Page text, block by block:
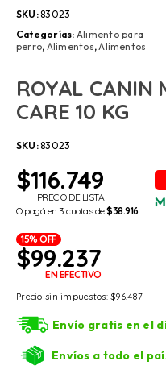
SKU:83023
Categorías: Alimento para
perro, Alimentos,Alimentos
ROYAL CANIN
CARE 10 KG
SKU:83023
$116.749
PRECIO DE LISTA
O pagá en 3 cuotas de$38.916
15% OFF
$99.237
EN EFECTIVO
Precio sin impuestos:$96.487
Envío gratis en el
Envíos a todo el